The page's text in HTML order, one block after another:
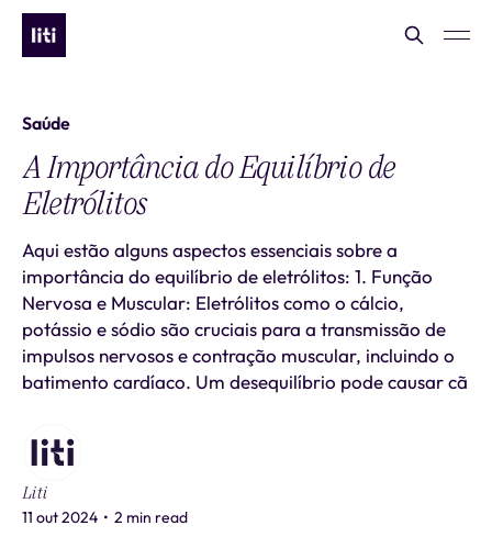
Saúde
A Importância do Equilíbrio de
Eletrólitos
Aqui estão alguns aspectos essenciais sobre a
importância do equilíbrio de eletrólitos: 1. Função
Nervosa e Muscular: Eletrólitos como o cálcio,
potássio e sódio são cruciais para a transmissão de
impulsos nervosos e contração muscular, incluindo o
batimento cardíaco. Um desequilíbrio pode causar cã
Liti
11 out 2024 • 2 min read